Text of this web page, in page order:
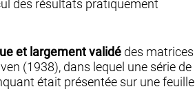
des résultats pratiquement
et largement validé des matrices
(1938), dans lequel une série de
était présentée sur une feuille